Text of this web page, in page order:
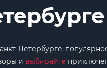
Петербурге,
и выбирайте